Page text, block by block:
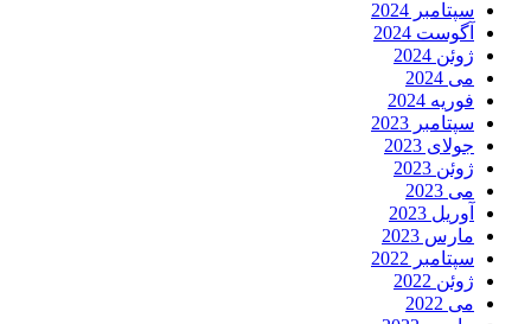
سپتامبر 2024
آگوست 2024
ژوئن 2024
می 2024
فوریه 2024
سپتامبر 2023
جولای 2023
ژوئن 2023
می 2023
آوریل 2023
مارس 2023
سپتامبر 2022
ژوئن 2022
می 2022